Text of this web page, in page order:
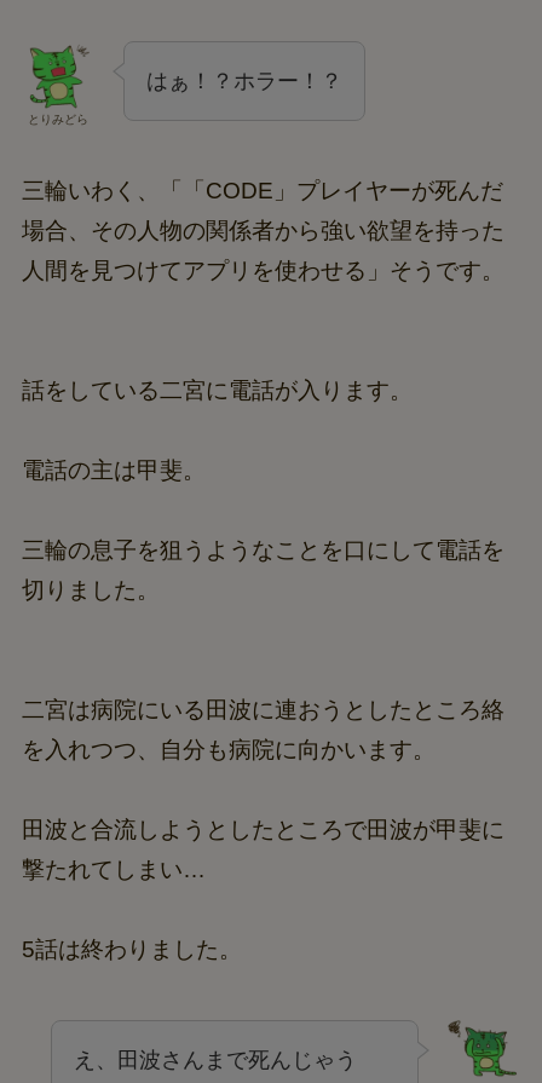
とりみどら
はぁ！？ホラー！？
三輪いわく、「「CODE」プレイヤーが死んだ
場合、その人物の関係者から強い欲望を持った
人間を見つけてアプリを使わせる」そうです。
話をしている二宮に電話が入ります。
電話の主は甲斐。
三輪の息子を狙うようなことを口にして電話を
切りました。
二宮は病院にいる田波に連おうとしたところ絡
を入れつつ、自分も病院に向かいます。
田波と合流しようとしたところで田波が甲斐に
撃たれてしまい…
5話は終わりました。
え、田波さんまで死んじゃう